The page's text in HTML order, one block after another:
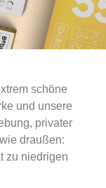
schöne
und unsere
privater
draußen:
zu niedrigen